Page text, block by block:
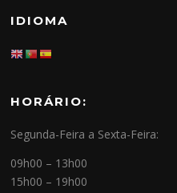
IDIOMA
HORÁRIO:
Segunda-Feira a Sexta-Feira:
09h00 – 13h00
15h00 – 19h00